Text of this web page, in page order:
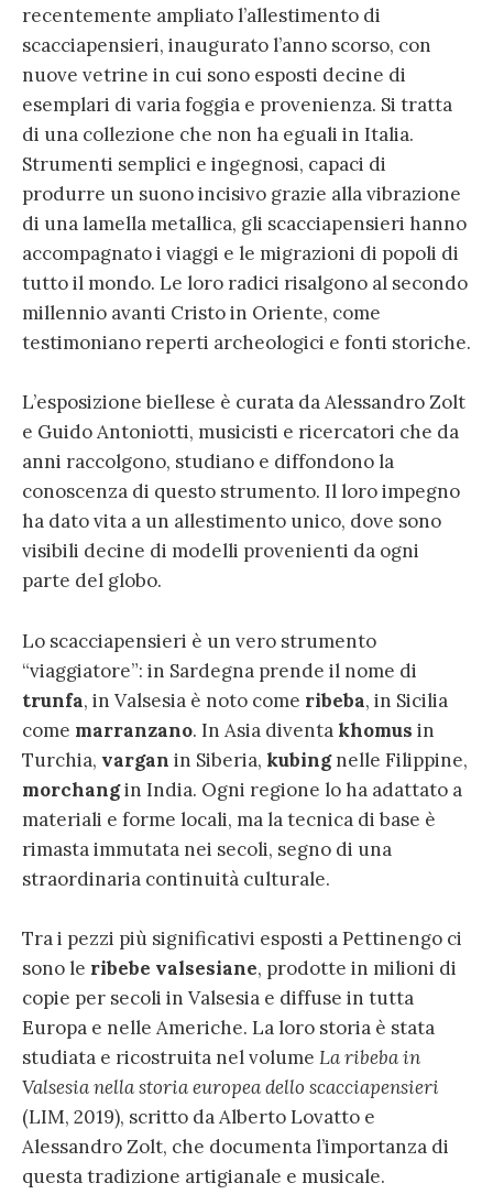
recentemente ampliato l’allestimento di
scacciapensieri, inaugurato l’anno scorso, con
nuove vetrine in cui sono esposti decine di
esemplari di varia foggia e provenienza. Si tratta
di una collezione che non ha eguali in Italia.
Strumenti semplici e ingegnosi, capaci di
produrre un suono incisivo grazie alla vibrazione
di una lamella metallica, gli scacciapensieri hanno
accompagnato i viaggi e le migrazioni di popoli di
tutto il mondo. Le loro radici risalgono al secondo
millennio avanti Cristo in Oriente, come
testimoniano reperti archeologici e fonti storiche.
L’esposizione biellese è curata da Alessandro Zolt
e Guido Antoniotti, musicisti e ricercatori che da
anni raccolgono, studiano e diffondono la
conoscenza di questo strumento. Il loro impegno
ha dato vita a un allestimento unico, dove sono
visibili decine di modelli provenienti da ogni
parte del globo.
Lo scacciapensieri è un vero strumento
“viaggiatore”: in Sardegna prende il nome di
trunfa, in Valsesia è noto come ribeba, in Sicilia
come marranzano. In Asia diventa khomus in
Turchia, vargan in Siberia, kubingnelle Filippine,
morchangin India. Ogni regione lo ha adattato a
materiali e forme locali, ma la tecnica di base è
rimasta immutata nei secoli, segno di una
straordinaria continuità culturale.
Tra i pezzi più significativi esposti a Pettinengo ci
sono le ribebe valsesiane, prodotte in milioni di
copie per secoli in Valsesia e diffuse in tutta
Europa e nelle Americhe. La loro storia è stata
studiata e ricostruita nel volume La ribeba in
Valsesia nella storia europea dello scacciapensieri
(LIM, 2019), scritto da Alberto Lovatto e
Alessandro Zolt, che documenta l’importanza di
questa tradizione artigianale e musicale.